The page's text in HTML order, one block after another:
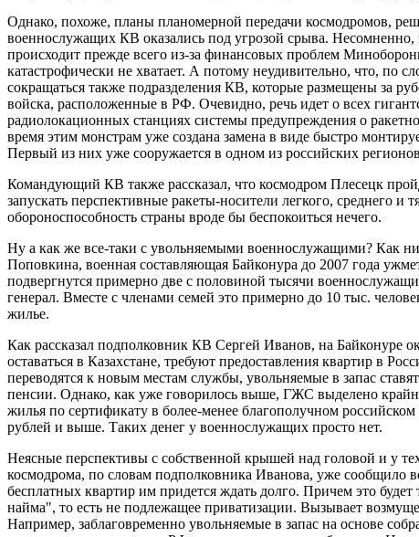
Однако, похоже, планы планомерной передачи космодромов,
военнослужащих КВ оказались под угрозой срыва. Несомненно,
происходит прежде всего из-за финансовых проблем
катастрофически не хватает. А потому неудивительно, что, по
сокращаться также подразделения КВ, которые размещены за
войска, расположенные в РФ. Очевидно, речь идет о всех
радиолокационных станциях системы предупреждения о
время этим монстрам уже создана замена в виде быстро
Первый из них уже сооружается в одном из российских
Командующий КВ также рассказал, что космодром Плесецк
запускать перспективные ракеты-носители легкого, среднего и
обороноспособность страны вроде бы беспокоиться нечего.
Ну а как же все-таки с увольняемыми военнослужащими? Как
Поповкина, военная составляющая Байконура до 2007 года
подвергнутся примерно две с половиной тысячи
генерал. Вместе с членами семей это примерно до 10 тыс.
жилье.
Как рассказал подполковник КВ Сергей Иванов, на Байконуре
оставаться в Казахстане, требуют предоставления квартир в
переводятся к новым местам службы, увольняемые в запас
пенсии. Однако, как уже говорилось выше, ГЖС выделено
жилья по сертификату в более-менее благополучном российском
рублей и выше. Таких денег у военнослужащих просто нет.
Неясные перспективы с собственной крышей над головой и у
космодрома, по словам подполковника Иванова, уже сообщило
бесплатных квартир им придется ждать долго. Причем это
найма", то есть не подлежащее приватизации. Вызывает
Например, заблаговременно увольняемые в запас на основе